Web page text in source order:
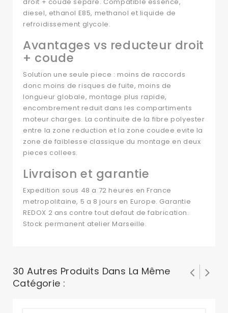
diesel, ethanol E85, methanol et liquide de
refroidissement glycole.
Avantages vs reducteur droit
+ coude
Solution une seule piece : moins de raccords
donc moins de risques de fuite, moins de
longueur globale, montage plus rapide,
encombrement reduit dans les compartiments
moteur charges. La continuite de la fibre polyester
entre la zone reduction et la zone coudee evite la
zone de faiblesse classique du montage en deux
pieces collees.
Livraison et garantie
Expedition sous 48 a 72 heures en France
metropolitaine, 5 a 8 jours en Europe. Garantie
REDOX 2 ans contre tout defaut de fabrication.
Stock permanent atelier Marseille.
30 Autres Produits Dans La Même
Catégorie :